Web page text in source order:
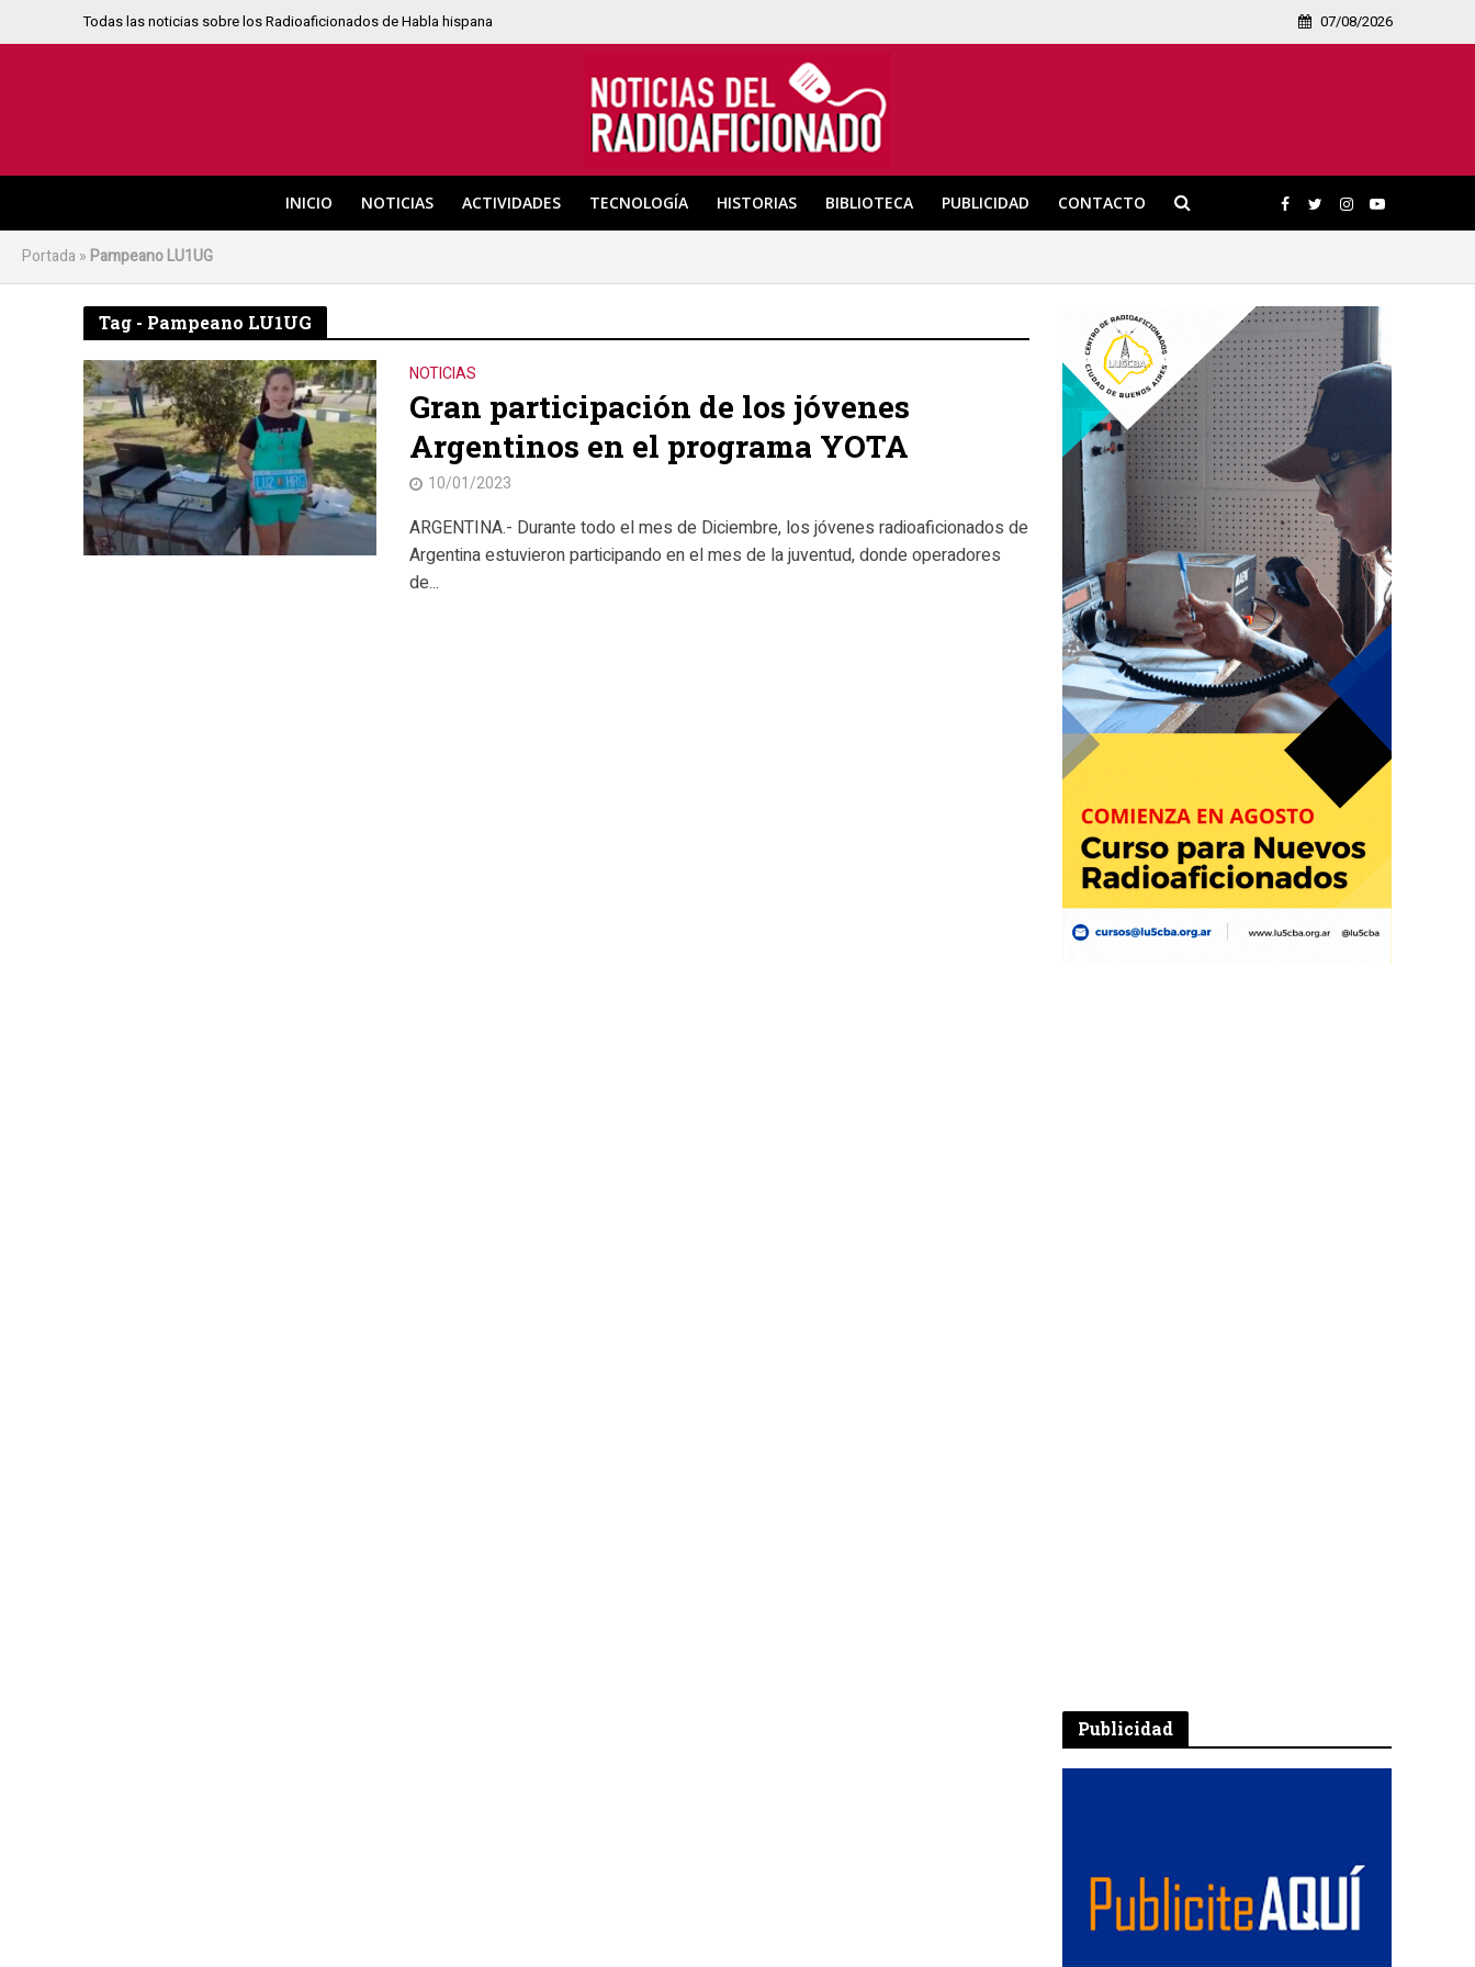
Todas las noticias sobre los Radioaficionados de Habla hispana 07/08/2026
INICIO NOTICIAS ACTIVIDADES TECNOLOGÍA HISTORIAS BIBLIOTECA PUBLICIDAD CONTACTO
Portada » Pampeano LU1UG
Tag - Pampeano LU1UG
NOTICIAS
Gran participación de los jóvenes
Argentinos en el programa YOTA
10/01/2023
ARGENTINA.- Durante todo el mes de Diciembre, los jóvenes radioaficionados de
Argentina estuvieron participando en el mes de la juventud, donde operadores
de...
Publicidad